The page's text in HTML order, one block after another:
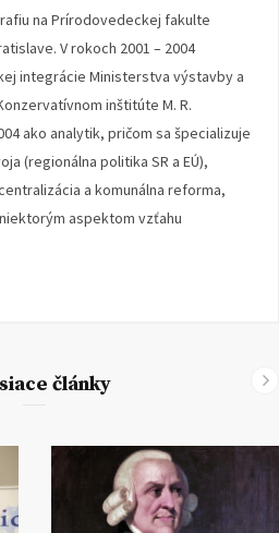
na Prírodovedeckej fakulte
V rokoch 2001 – 2004
integrácie Ministerstva výstavby a
inštitúte M. R.
ako analytik, pričom sa špecializuje
(regionálna politika SR a EÚ),
a komunálna reforma,
aspektom vzťahu
články